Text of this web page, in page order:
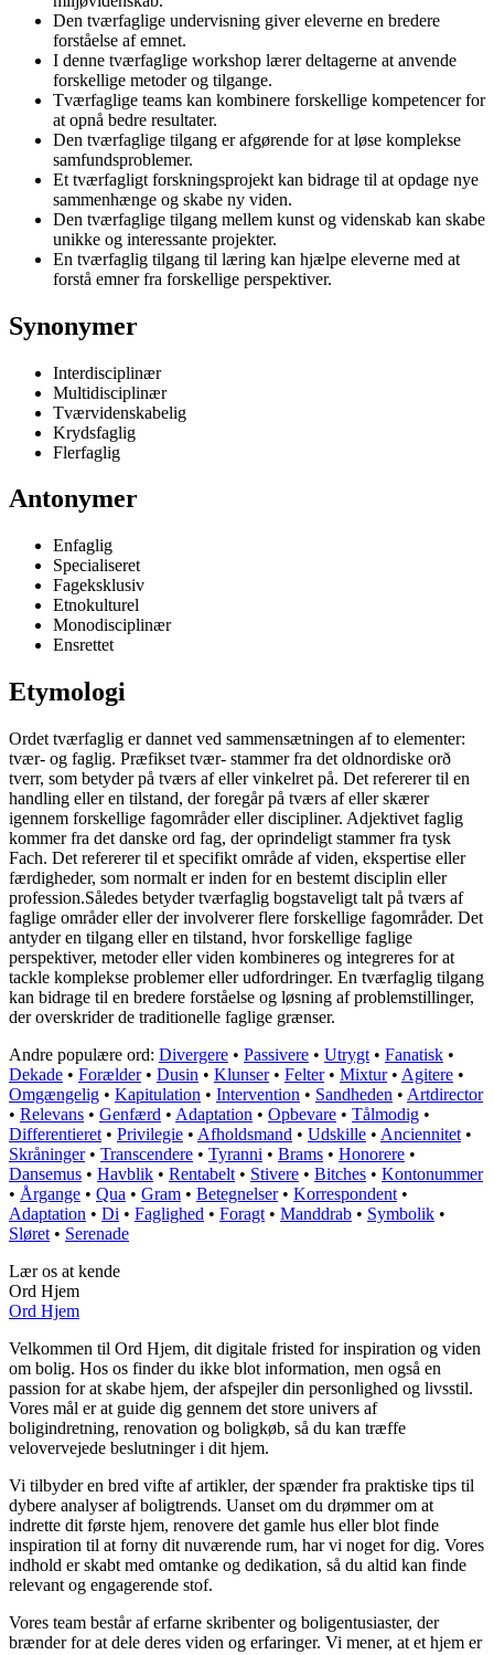
Den tværfaglige undervisning giver eleverne en bredere
forståelse af emnet.
I denne tværfaglige workshop lærer deltagerne at anvende
forskellige metoder og tilgange.
Tværfaglige teams kan kombinere forskellige kompetencer for
at opnå bedre resultater.
Den tværfaglige tilgang er afgørende for at løse komplekse
samfundsproblemer.
Et tværfagligt forskningsprojekt kan bidrage til at opdage nye
sammenhænge og skabe ny viden.
Den tværfaglige tilgang mellem kunst og videnskab kan skabe
unikke og interessante projekter.
En tværfaglig tilgang til læring kan hjælpe eleverne med at
forstå emner fra forskellige perspektiver.
Synonymer
Interdisciplinær
Multidisciplinær
Tværvidenskabelig
Krydsfaglig
Flerfaglig
Antonymer
Enfaglig
Specialiseret
Fageksklusiv
Etnokulturel
Monodisciplinær
Ensrettet
Etymologi
Ordet tværfaglig er dannet ved sammensætningen af to elementer:
tvær- og faglig. Præfikset tvær- stammer fra det oldnordiske orð
tverr, som betyder på tværs af eller vinkelret på. Det refererer til en
handling eller en tilstand, der foregår på tværs af eller skærer
igennem forskellige fagområder eller discipliner. Adjektivet faglig
kommer fra det danske ord fag, der oprindeligt stammer fra tysk
Fach. Det refererer til et specifikt område af viden, ekspertise eller
færdigheder, som normalt er inden for en bestemt disciplin eller
profession.Således betyder tværfaglig bogstaveligt talt på tværs af
faglige områder eller der involverer flere forskellige fagområder. Det
antyder en tilgang eller en tilstand, hvor forskellige faglige
perspektiver, metoder eller viden kombineres og integreres for at
tackle komplekse problemer eller udfordringer. En tværfaglig tilgang
kan bidrage til en bredere forståelse og løsning af problemstillinger,
der overskrider de traditionelle faglige grænser.
Andre populære ord: Divergere • Passivere • Utrygt • Fanatisk •
Dekade • Forælder• Dusin • Klunser• Felter• Mixtur• Agitere •
Omgængelig • Kapitulation • Intervention • Sandheden • Artdirector
• Relevans • Genfærd • Adaptation • Opbevare • Tålmodig •
Differentieret • Privilegie • Afholdsmand • Udskille • Anciennitet •
Skråninger• Transcendere • Tyranni • Brams • Honorere •
Dansemus • Havblik • Rentabelt • Stivere • Bitches • Kontonummer
• Årgange • Qua • Gram • Betegnelser• Korrespondent •
Adaptation • Di • Faglighed • Foragt • Manddrab • Symbolik •
Sløret • Serenade
Lær os at kende
Ord Hjem
Ord Hjem
Velkommen til Ord Hjem, dit digitale fristed for inspiration og viden
om bolig. Hos os finder du ikke blot information, men også en
passion for at skabe hjem, der afspejler din personlighed og livsstil.
Vores mål er at guide dig gennem det store univers af
boligindretning, renovation og boligkøb, så du kan træffe
velovervejede beslutninger i dit hjem.
Vi tilbyder en bred vifte af artikler, der spænder fra praktiske tips til
dybere analyser af boligtrends. Uanset om du drømmer om at
indrette dit første hjem, renovere det gamle hus eller blot finde
inspiration til at forny dit nuværende rum, har vi noget for dig. Vores
indhold er skabt med omtanke og dedikation, så du altid kan finde
relevant og engagerende stof.
Vores team består af erfarne skribenter og boligentusiaster, der
brænder for at dele deres viden og erfaringer. Vi mener, at et hjem er